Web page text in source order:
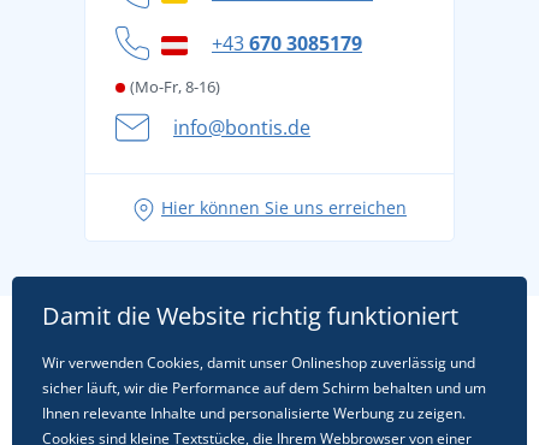
Cookie-Richtlinie
+43670 3085179
(Mo-Fr, 8-16)
info@bontis.de
Hier können Sie uns erreichen
Damit die Website richtig funktioniert
Wir verwenden Cookies, damit unser Onlineshop zuverlässig und
sicher läuft, wir die Performance auf dem Schirm behalten und um
Ihnen relevante Inhalte und personalisierte Werbung zu zeigen.
Cookiessind kleine Textstücke, die Ihrem Webbrowser von einer